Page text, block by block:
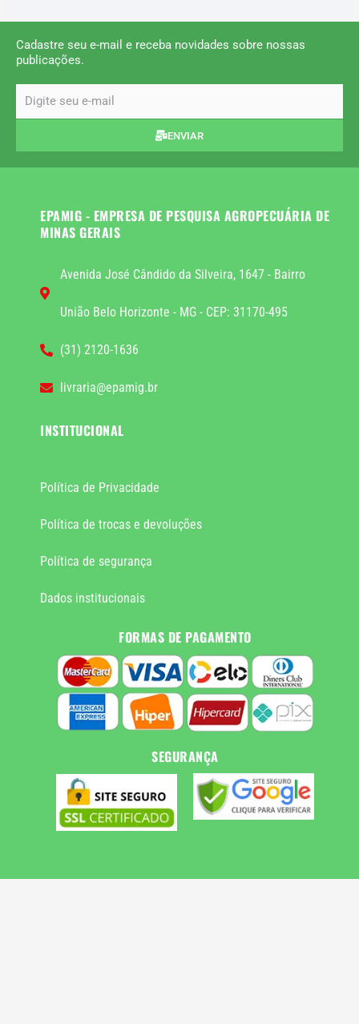
Cadastre seu e-mail e receba novidades sobre nossas
publicações.
ENVIAR
EPAMIG - EMPRESA DE PESQUISA AGROPECUÁRIA DE
MINAS GERAIS
Avenida José Cândido da Silveira, 1647 - Bairro
União Belo Horizonte - MG - CEP: 31170-495
(31) 2120-1636
livraria@epamig.br
INSTITUCIONAL
Política de Privacidade
Política de trocas e devoluções
Política de segurança
Dados institucionais
FORMAS DE PAGAMENTO
SEGURANÇA